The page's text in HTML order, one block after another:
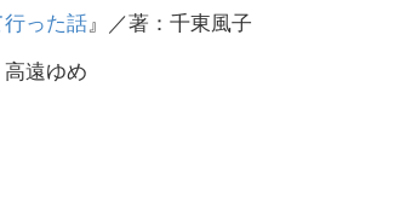
った話』／著：千東風子
高遠ゆめ